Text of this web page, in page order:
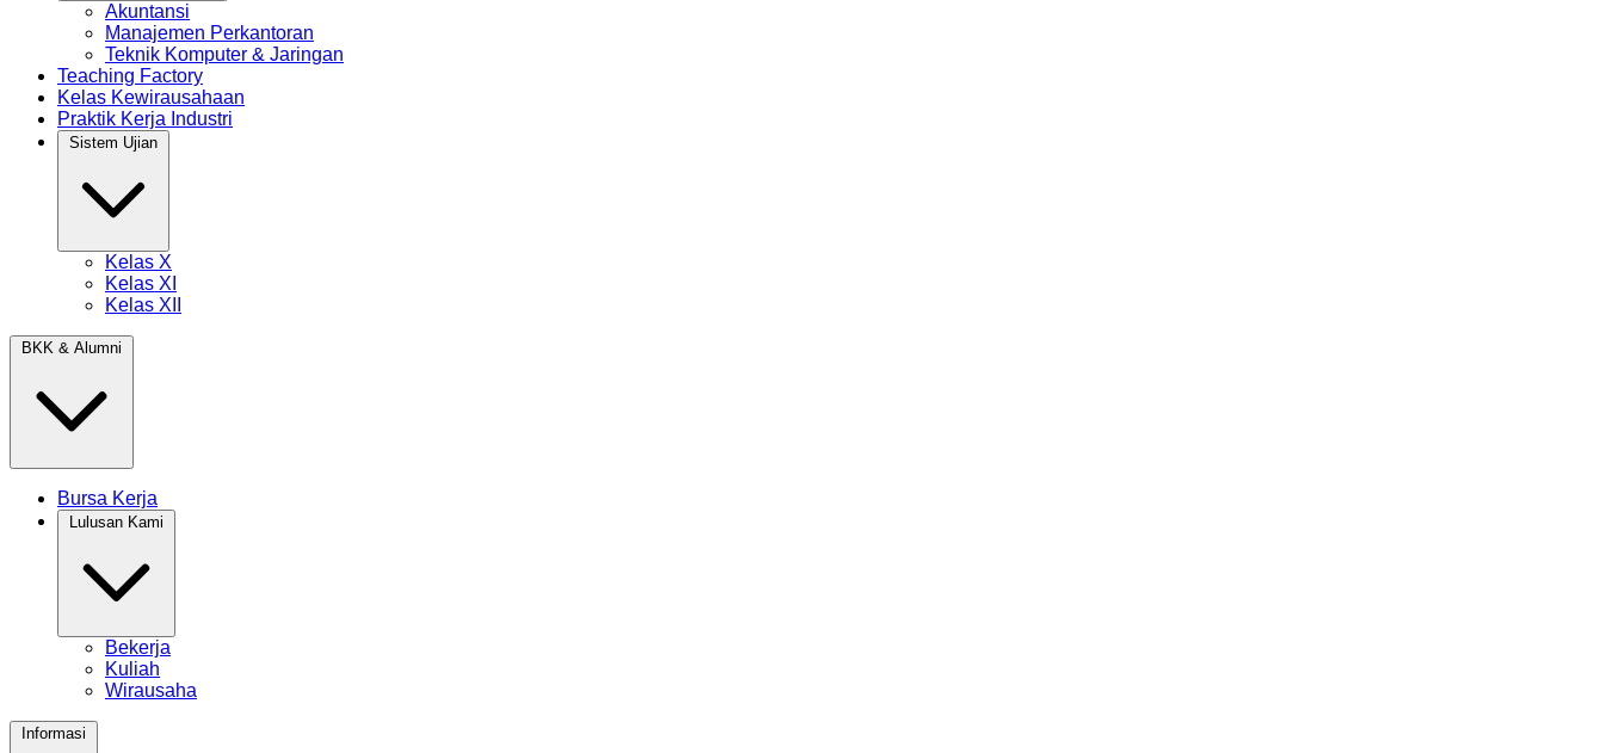
Akuntansi
Manajemen Perkantoran
Teknik Komputer & Jaringan
Teaching Factory
Kelas Kewirausahaan
Praktik Kerja Industri
Kelas X
Kelas XI
Kelas XII
Bursa Kerja
Bekerja
Kuliah
Wirausaha